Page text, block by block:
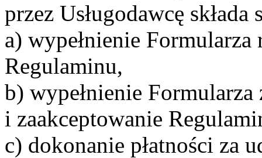
przez Usługodawcę
a) wypełnienie
Regulaminu,
b) wypełnienie Formularza
i zaakceptowanie
c) dokonanie płatności za